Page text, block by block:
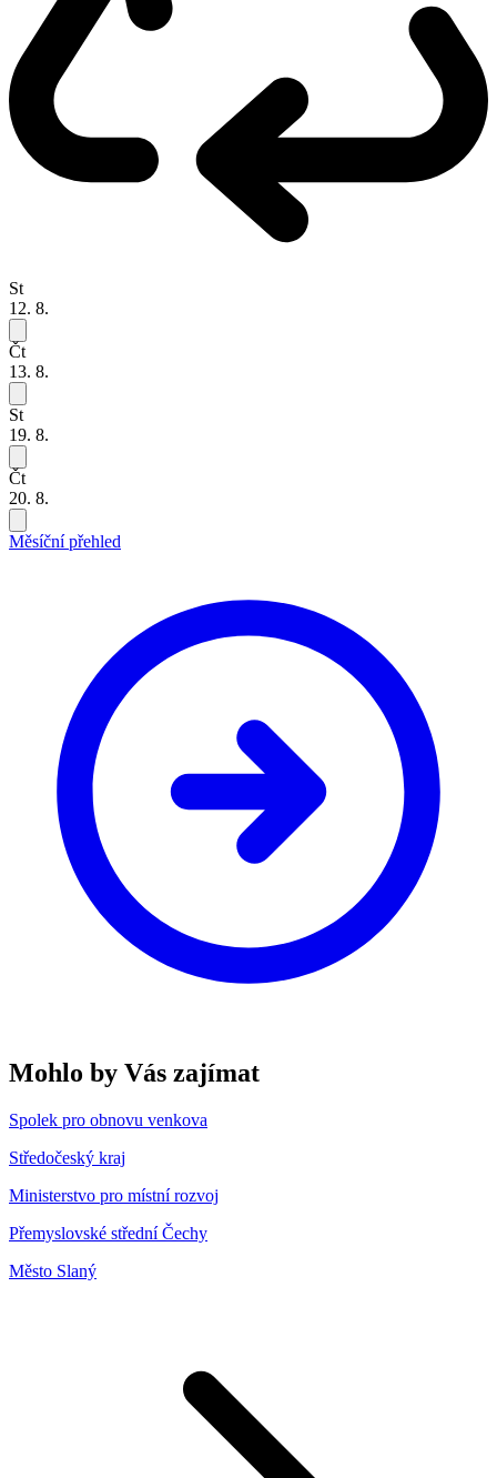
St
12. 8.
Čt
13. 8.
St
19. 8.
Čt
20. 8.
Měsíční přehled
Mohlo by Vás zajímat
Spolek pro obnovu venkova
Středočeský kraj
Ministerstvo pro místní rozvoj
Přemyslovské střední Čechy
Město Slaný